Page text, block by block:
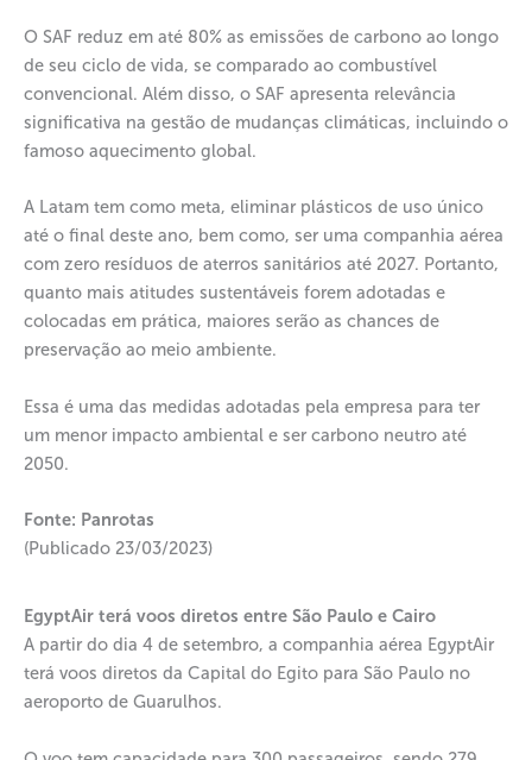
O SAF reduz em até 80% as emissões de carbono ao longo
de seu ciclo de vida, se comparado ao combustível
convencional. Além disso, o SAF apresenta relevância
significativa na gestão de mudanças climáticas, incluindo o
famoso aquecimento global.
A Latam tem como meta, eliminar plásticos de uso único
até o final deste ano, bem como, ser uma companhia aérea
com zero resíduos de aterros sanitários até 2027. Portanto,
quanto mais atitudes sustentáveis forem adotadas e
colocadas em prática, maiores serão as chances de
preservação ao meio ambiente.
Essa é uma das medidas adotadas pela empresa para ter
um menor impacto ambiental e ser carbono neutro até
2050.
Fonte: Panrotas
(Publicado 23/03/2023)
EgyptAir terá voos diretos entre São Paulo e Cairo
A partir do dia 4 de setembro, a companhia aérea EgyptAir
terá voos diretos da Capital do Egito para São Paulo no
aeroporto de Guarulhos.